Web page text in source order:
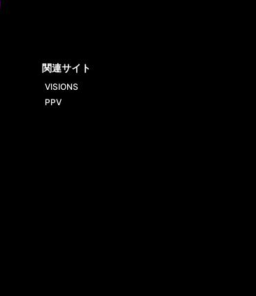
関連サイト
VISIONS
PPV